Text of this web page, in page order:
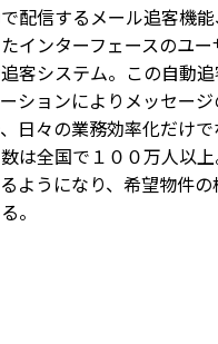
配信するメール追客機
インターフェースのユー
客システム。この自動
ションによりメッセー
々の業務効率化だけで
は全国で１００万人以
ようになり、希望物件
。